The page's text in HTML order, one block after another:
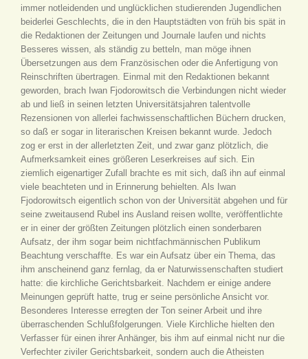
immer notleidenden und unglücklichen studierenden Jugendlichen
beiderlei Geschlechts, die in den Hauptstädten von früh bis spät in
die Redaktionen der Zeitungen und Journale laufen und nichts
Besseres wissen, als ständig zu betteln, man möge ihnen
Übersetzungen aus dem Französischen oder die Anfertigung von
Reinschriften übertragen. Einmal mit den Redaktionen bekannt
geworden, brach Iwan Fjodorowitsch die Verbindungen nicht wieder
ab und ließ in seinen letzten Universitätsjahren talentvolle
Rezensionen von allerlei fachwissenschaftlichen Büchern drucken,
so daß er sogar in literarischen Kreisen bekannt wurde. Jedoch
zog er erst in der allerletzten Zeit, und zwar ganz plötzlich, die
Aufmerksamkeit eines größeren Leserkreises auf sich. Ein
ziemlich eigenartiger Zufall brachte es mit sich, daß ihn auf einmal
viele beachteten und in Erinnerung behielten. Als Iwan
Fjodorowitsch eigentlich schon von der Universität abgehen und für
seine zweitausend Rubel ins Ausland reisen wollte, veröffentlichte
er in einer der größten Zeitungen plötzlich einen sonderbaren
Aufsatz, der ihm sogar beim nichtfachmännischen Publikum
Beachtung verschaffte. Es war ein Aufsatz über ein Thema, das
ihm anscheinend ganz fernlag, da er Naturwissenschaften studiert
hatte: die kirchliche Gerichtsbarkeit. Nachdem er einige andere
Meinungen geprüft hatte, trug er seine persönliche Ansicht vor.
Besonderes Interesse erregten der Ton seiner Arbeit und ihre
überraschenden Schlußfolgerungen. Viele Kirchliche hielten den
Verfasser für einen ihrer Anhänger, bis ihm auf einmal nicht nur die
Verfechter ziviler Gerichtsbarkeit, sondern auch die Atheisten